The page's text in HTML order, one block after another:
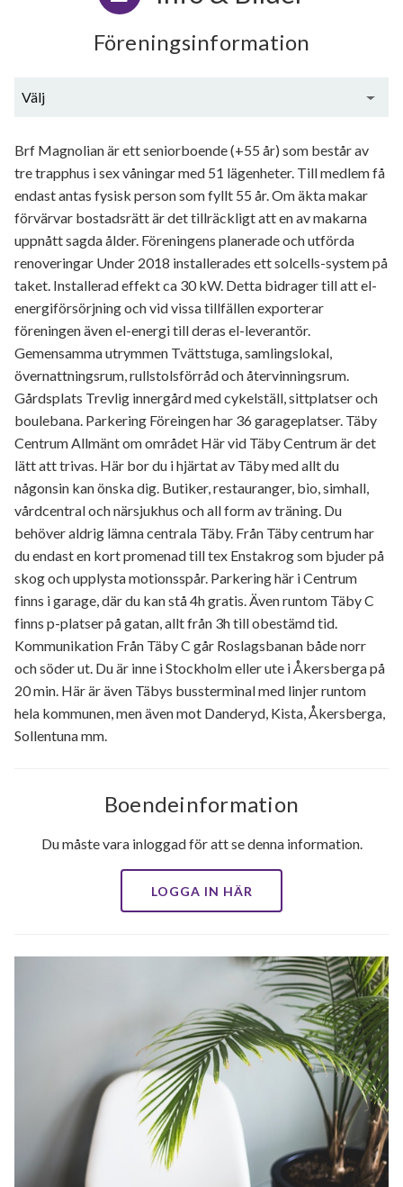
Föreningsinformation
Välj
Brf Magnolian är ett seniorboende (+55 år) som består av
tre trapphus i sex våningar med 51 lägenheter. Till medlem få
endast antas fysisk person som fyllt 55 år. Om äkta makar
förvärvar bostadsrätt är det tillräckligt att en av makarna
uppnått sagda ålder. Föreningens planerade och utförda
renoveringar Under 2018 installerades ett solcells-system på
taket. Installerad effekt ca 30 kW. Detta bidrager till att el-
energiförsörjning och vid vissa tillfällen exporterar
föreningen även el-energi till deras el-leverantör.
Gemensamma utrymmen Tvättstuga, samlingslokal,
övernattningsrum, rullstolsförråd och återvinningsrum.
Gårdsplats Trevlig innergård med cykelställ, sittplatser och
boulebana. Parkering Föreingen har 36 garageplatser. Täby
Centrum Allmänt om området Här vid Täby Centrum är det
lätt att trivas. Här bor du i hjärtat av Täby med allt du
någonsin kan önska dig. Butiker, restauranger, bio, simhall,
vårdcentral och närsjukhus och all form av träning. Du
behöver aldrig lämna centrala Täby. Från Täby centrum har
du endast en kort promenad till tex Enstakrog som bjuder på
skog och upplysta motionsspår. Parkering här i Centrum
finns i garage, där du kan stå 4h gratis. Även runtom Täby C
finns p-platser på gatan, allt från 3h till obestämd tid.
Kommunikation Från Täby C går Roslagsbanan både norr
och söder ut. Du är inne i Stockholm eller ute i Åkersberga på
20 min. Här är även Täbys bussterminal med linjer runtom
hela kommunen, men även mot Danderyd, Kista, Åkersberga,
Sollentuna mm.
Boendeinformation
Du måste vara inloggad för att se denna information.
LOGGA IN HÄR